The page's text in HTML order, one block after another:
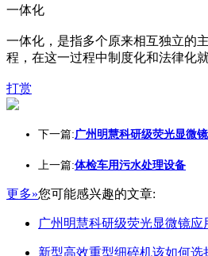
一体化
一体化，是指多个原来相互独立的
程，在这一过程中制度化和法律化
打赏
下一篇:广州明慧科研级荧光显微
上一篇:体检车用污水处理设备
更多»您可能感兴趣的文章:
广州明慧科研级荧光显微镜应
新型高效重型细碎机该如何选